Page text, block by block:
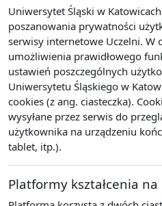
Uniwersytet Śląski w
poszanowania prywatności
serwisy internetowe Uczelni. W
umożliwienia prawidłowego
ustawień poszczególnych
Uniwersytetu Śląskiego w
cookies (z ang. ciasteczka).
wysyłane przez serwis do
użytkownika na urządzeniu
tablet, itp.).
Platformy kształcenia